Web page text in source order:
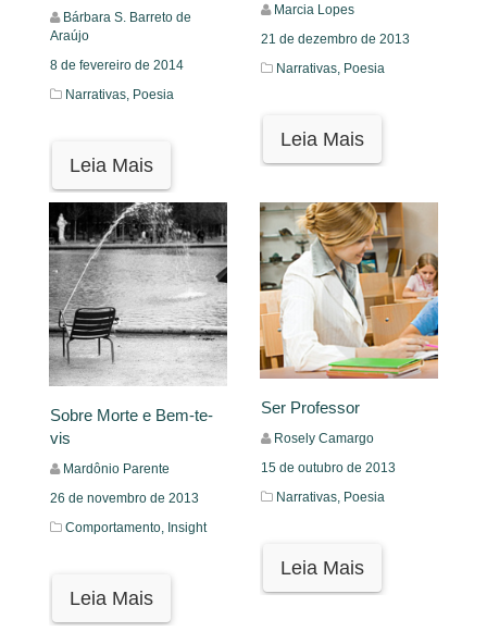
Bárbara S. Barreto de
Araújo
8 de fevereiro de 2014
Narrativas, Poesia
Leia Mais
Marcia Lopes
21 de dezembro de 2013
Narrativas, Poesia
Leia Mais
Sobre Morte e Bem-te-
vis
Mardônio Parente
26 de novembro de 2013
Comportamento, Insight
Leia Mais
Ser Professor
Rosely Camargo
15 de outubro de 2013
Narrativas, Poesia
Leia Mais